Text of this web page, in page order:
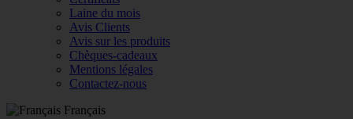
Laine du mois
Avis Clients
Avis sur les produits
Chèques-cadeaux
Mentions légales
Contactez-nous
Français